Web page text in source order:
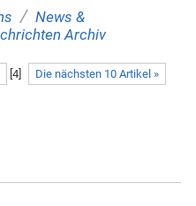
/ News &
Archiv
Die nächsten 10 Artikel »
4]